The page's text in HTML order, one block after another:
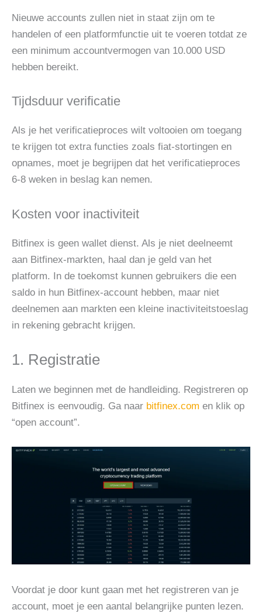
Nieuwe accounts zullen niet in staat zijn om te
handelen of een platformfunctie uit te voeren totdat ze
een minimum accountvermogen van 10.000 USD
hebben bereikt.
Tijdsduur verificatie
Als je het verificatieproces wilt voltooien om toegang
te krijgen tot extra functies zoals fiat-stortingen en
opnames, moet je begrijpen dat het verificatieproces
6-8 weken in beslag kan nemen.
Kosten voor inactiviteit
Bitfinex is geen wallet dienst. Als je niet deelneemt
aan Bitfinex-markten, haal dan je geld van het
platform. In de toekomst kunnen gebruikers die een
saldo in hun Bitfinex-account hebben, maar niet
deelnemen aan markten een kleine inactiviteitstoeslag
in rekening gebracht krijgen.
1. Registratie
Laten we beginnen met de handleiding. Registreren op
Bitfinex is eenvoudig. Ga naar bitfinex.com en klik op
“open account”.
Voordat je door kunt gaan met het registreren van je
account, moet je een aantal belangrijke punten lezen.